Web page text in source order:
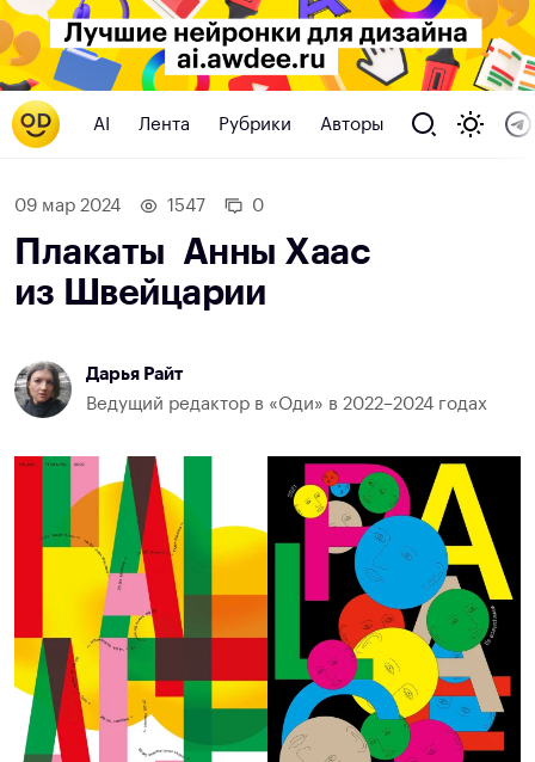
AI Лента Рубрики Авторы
09 мар 2024 1547 0
Плакаты Анны Хаас
из Швейцарии
Дарья Райт
Ведущий редактор в «Оди» в 2022–2024 годах